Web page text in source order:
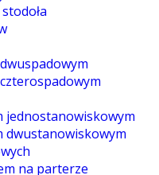
jednostanowiskowym
dwustanowiskowym
na parterze